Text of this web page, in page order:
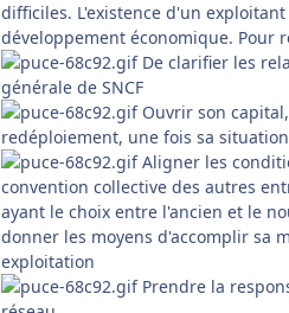
difficiles. L'existence d'un
développement économique. Pour
De clarifier les
générale de SNCF
Ouvrir son
redéploiement, une fois sa
Aligner les
convention collective des autres
ayant le choix entre l'ancien et le
donner les moyens d'accomplir sa
exploitation
Prendre la